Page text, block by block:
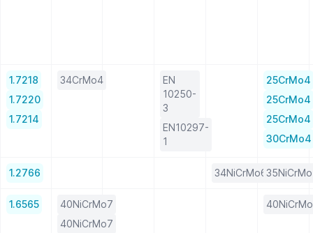
1.7218
1.7220
1.7214
34CrMo4
EN
10250-
3
EN10297-
1
25CrMo4
25CrMo4
25CrMo4
30CrMo4
1.2766 34NiCrMo6
1.6565
40NiCrMo7
40NiCrMo7